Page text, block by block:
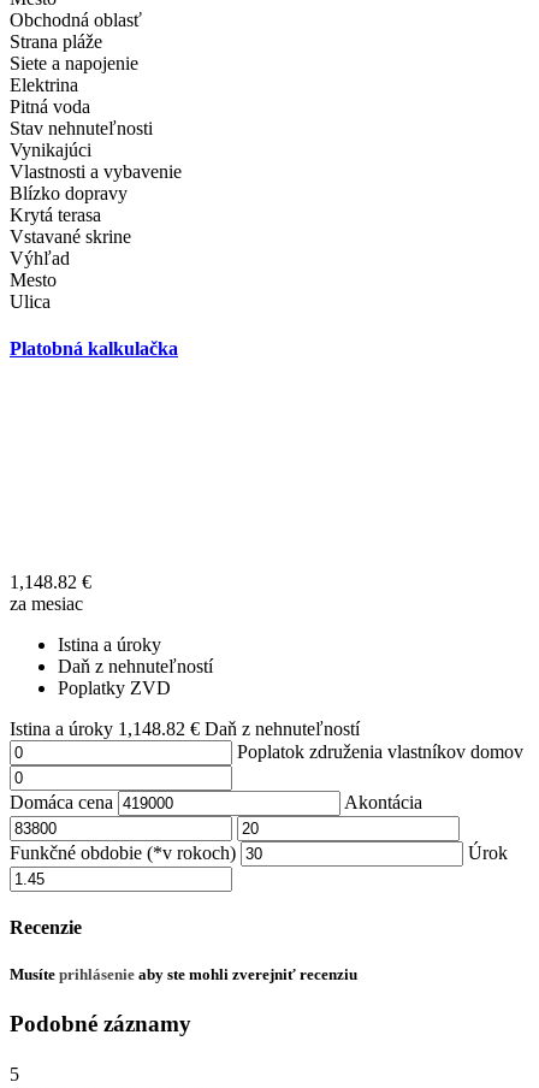
Obchodná oblasť
Strana pláže
Siete a napojenie
Elektrina
Pitná voda
Stav nehnuteľnosti
Vynikajúci
Vlastnosti a vybavenie
Blízko dopravy
Krytá terasa
Vstavané skrine
Výhľad
Mesto
Ulica
Platobná kalkulačka
1,148.82 €
za mesiac
Istina a úroky
Daň z nehnuteľností
Poplatky ZVD
Istina a úroky 1,148.82 € Daň z nehnuteľností
Poplatok združenia vlastníkov domov
Domáca cena Akontácia
Funkčné obdobie (*v rokoch) Úrok
Recenzie
Musíte prihlásenie aby ste mohli zverejniť recenziu
Podobné záznamy
5